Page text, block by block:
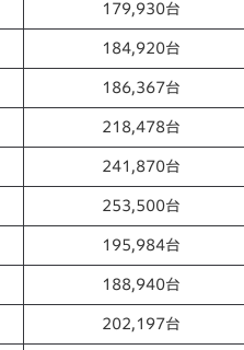
179,930台
184,920台
186,367台
218,478台
241,870台
253,500台
195,984台
188,940台
202,197台